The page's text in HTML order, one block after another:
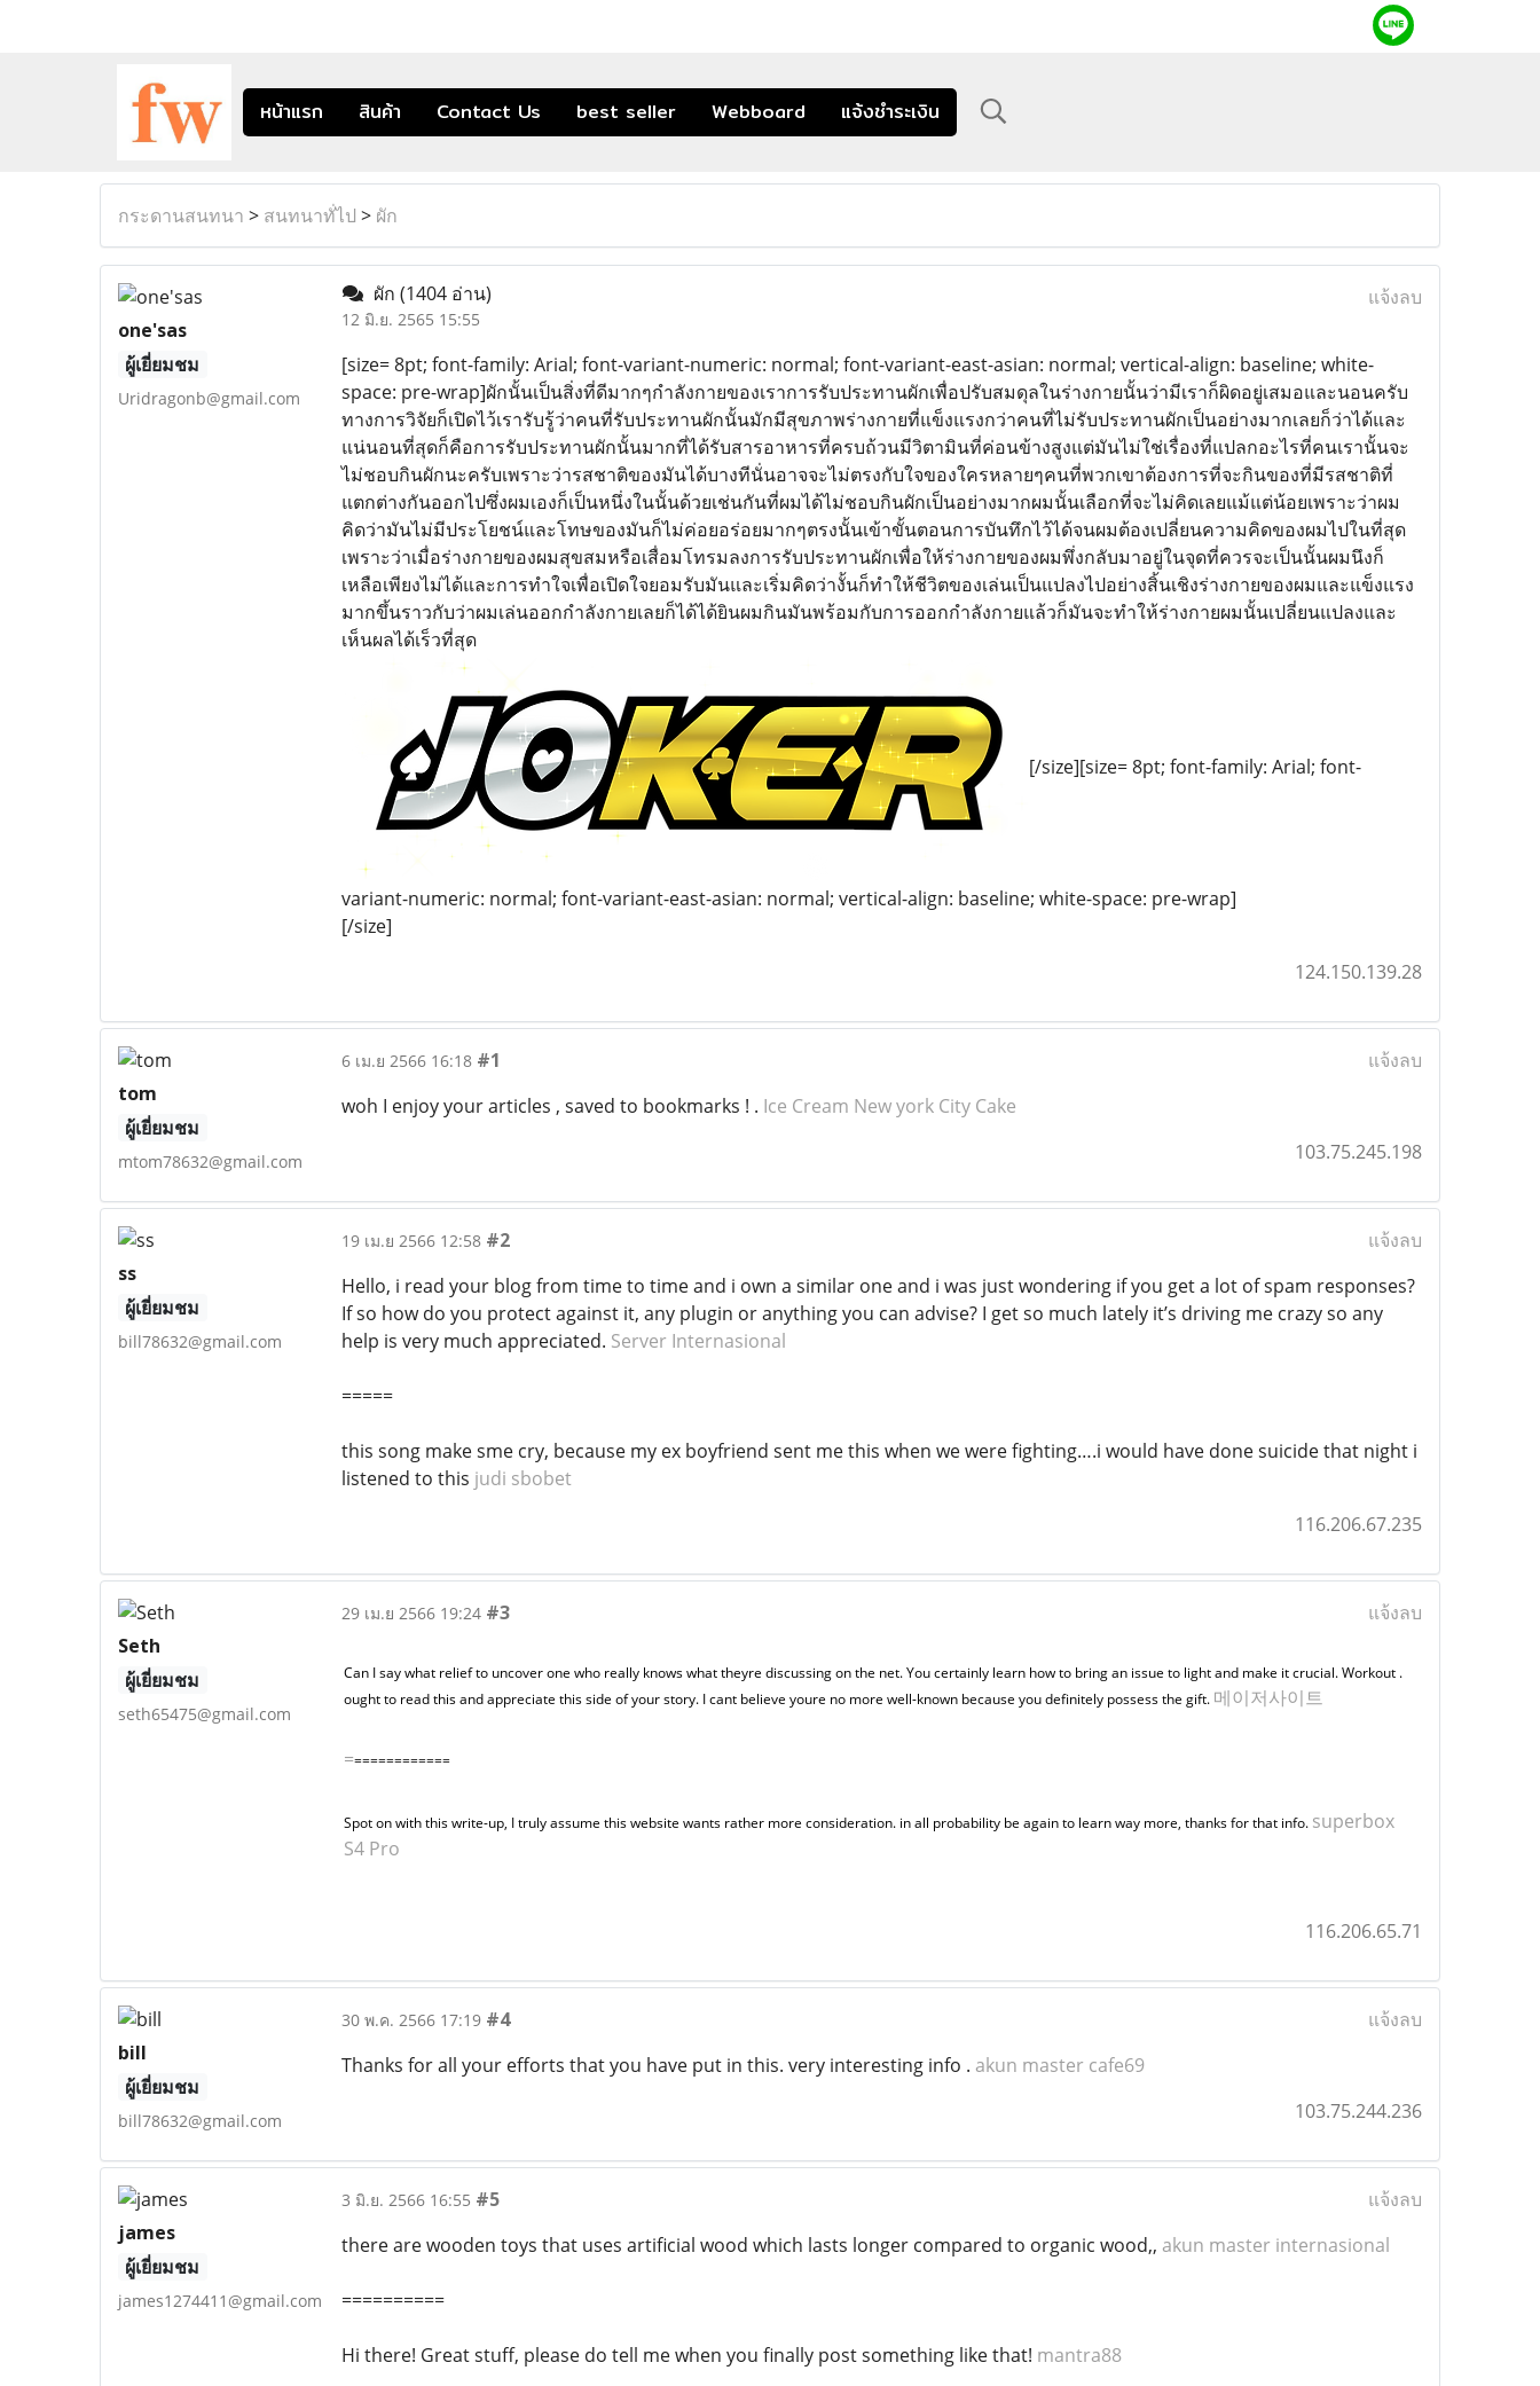
หน้าแรก สินค้า Contact Us best seller Webboard แจ้งชำระเงิน
กระดานสนทนา > สนทนาทั่ไป > ผัก
one'sas
ผู้เยี่ยมชม
Uridragonb@gmail.com
ผัก (1404 อ่าน)
12 มิ.ย. 2565 15:55
แจ้งลบ
[size= 8pt; font-family: Arial; font-variant-numeric: normal; font-variant-east-asian: normal; vertical-align: baseline; white-
space: pre-wrap]ผักนั้นเป็นสิ่งที่ดีมากๆกำลังกายของเราการรับประทานผักเพื่อปรับสมดุลในร่างกายนั้นว่ามีเราก็ผิดอยู่เสมอและนอนครับ
ทางการวิจัยก็เปิดไว้เรารับรู้ว่าคนที่รับประทานผักนั้นมักมีสุขภาพร่างกายที่แข็งแรงกว่าคนที่ไม่รับประทานผักเป็นอย่างมากเลยก็ว่าได้และ
แน่นอนที่สุดก็คือการรับประทานผักนั้นมากที่ได้รับสารอาหารที่ครบถ้วนมีวิตามินที่ค่อนข้างสูงแต่มันไม่ใช่เรื่องที่แปลกอะไรที่คนเรานั้นจะ
ไม่ชอบกินผักนะครับเพราะว่ารสชาติของมันได้บางทีนั่นอาจจะไม่ตรงกับใจของใครหลายๆคนที่พวกเขาต้องการที่จะกินของที่มีรสชาติที่
แตกต่างกันออกไปซึ่งผมเองก็เป็นหนึ่งในนั้นด้วยเช่นกันที่ผมได้ไม่ชอบกินผักเป็นอย่างมากผมนั้นเลือกที่จะไม่คิดเลยแม้แต่น้อยเพราะว่าผม
คิดว่ามันไม่มีประโยชน์และโทษของมันก็ไม่ค่อยอร่อยมากๆตรงนั้นเข้าขั้นตอนการบันทึกไว้ได้จนผมต้องเปลี่ยนความคิดของผมไปในที่สุด
เพราะว่าเมื่อร่างกายของผมสุขสมหรือเสื่อมโทรมลงการรับประทานผักเพื่อให้ร่างกายของผมพึ่งกลับมาอยู่ในจุดที่ควรจะเป็นนั้นผมนึงก็
เหลือเพียงไม่ได้และการทำใจเพื่อเปิดใจยอมรับมันและเริ่มคิดว่างั้นก็ทำให้ชีวิตของเล่นเป็นแปลงไปอย่างสิ้นเชิงร่างกายของผมและแข็งแรง
มากขึ้นราวกับว่าผมเล่นออกกำลังกายเลยก็ได้ได้ยินผมกินมันพร้อมกับการออกกำลังกายแล้วก็มันจะทำให้ร่างกายผมนั้นเปลี่ยนแปลงและ
เห็นผลได้เร็วที่สุด
[/size][size= 8pt; font-family: Arial; font-
variant-numeric: normal; font-variant-east-asian: normal; vertical-align: baseline; white-space: pre-wrap]
[/size]
124.150.139.28
tom
ผู้เยี่ยมชม
mtom78632@gmail.com
6 เม.ย 2566 16:18 #1
แจ้งลบ
woh I enjoy your articles , saved to bookmarks ! . Ice Cream New york City Cake
103.75.245.198
ss
ผู้เยี่ยมชม
bill78632@gmail.com
19 เม.ย 2566 12:58 #2
แจ้งลบ
Hello, i read your blog from time to time and i own a similar one and i was just wondering if you get a lot of spam responses?
If so how do you protect against it, any plugin or anything you can advise? I get so much lately it’s driving me crazy so any
help is very much appreciated. Server Internasional
=====
this song make sme cry, because my ex boyfriend sent me this when we were fighting….i would have done suicide that night i
listened to this judi sbobet
116.206.67.235
Seth
ผู้เยี่ยมชม
seth65475@gmail.com
29 เม.ย 2566 19:24 #3 แจ้งลบ
Can I say what relief to uncover one who really knows what theyre discussing on the net. You certainly learn how to bring an issue to light and make it crucial. Workout .
ought to read this and appreciate this side of your story. I cant believe youre no more well-known because you definitely possess the gift. 메이저사이트
=============
Spot on with this write-up, I truly assume this website wants rather more consideration. in all probability be again to learn way more, thanks for that info. superbox
S4 Pro
116.206.65.71
bill
ผู้เยี่ยมชม
bill78632@gmail.com
30 พ.ค. 2566 17:19 #4
แจ้งลบ
Thanks for all your efforts that you have put in this. very interesting info . akun master cafe69
103.75.244.236
james
ผู้เยี่ยมชม
james1274411@gmail.com
3 มิ.ย. 2566 16:55 #5
แจ้งลบ
there are wooden toys that uses artificial wood which lasts longer compared to organic wood,, akun master internasional
==========
Hi there! Great stuff, please do tell me when you finally post something like that! mantra88